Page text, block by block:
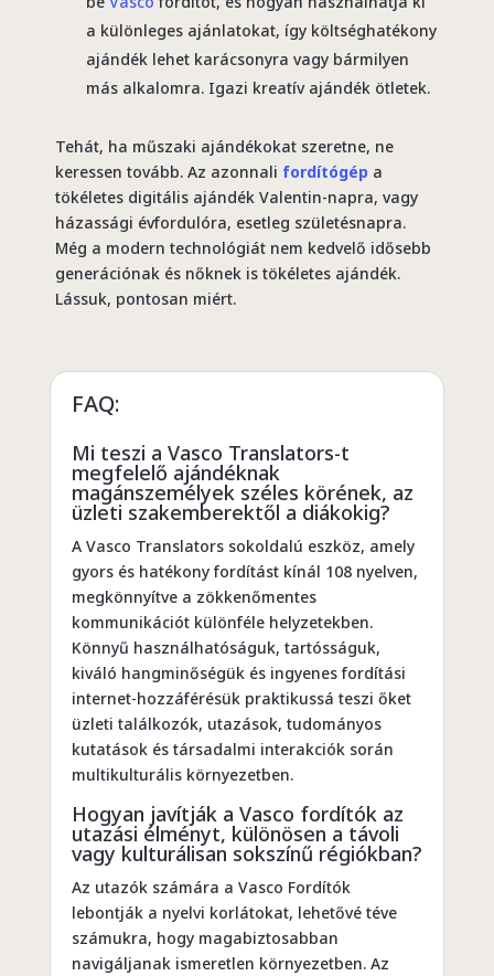
a különleges ajánlatokat, így költséghatékony
ajándék lehet karácsonyra vagy bármilyen
más alkalomra. Igazi kreatív ajándék ötletek.
Tehát, ha műszaki ajándékokat szeretne, ne
keressen tovább. Az azonnali fordítógép a
tökéletes digitális ajándék Valentin-napra, vagy
házassági évfordulóra, esetleg születésnapra.
Még a modern technológiát nem kedvelő idősebb
generációnak és nőknek is tökéletes ajándék.
Lássuk, pontosan miért.
FAQ:
Mi teszi a Vasco Translators-t
megfelelő ajándéknak
magánszemélyek széles körének, az
üzleti szakemberektől a diákokig?
A Vasco Translators sokoldalú eszköz, amely
gyors és hatékony fordítást kínál 108 nyelven,
megkönnyítve a zökkenőmentes
kommunikációt különféle helyzetekben.
Könnyű használhatóságuk, tartósságuk,
kiváló hangminőségük és ingyenes fordítási
internet-hozzáférésük praktikussá teszi őket
üzleti találkozók, utazások, tudományos
kutatások és társadalmi interakciók során
multikulturális környezetben.
Hogyan javítják a Vasco fordítók az
utazási élményt, különösen a távoli
vagy kulturálisan sokszínű régiókban?
Az utazók számára a Vasco Fordítók
lebontják a nyelvi korlátokat, lehetővé téve
számukra, hogy magabiztosabban
navigáljanak ismeretlen környezetben. Az